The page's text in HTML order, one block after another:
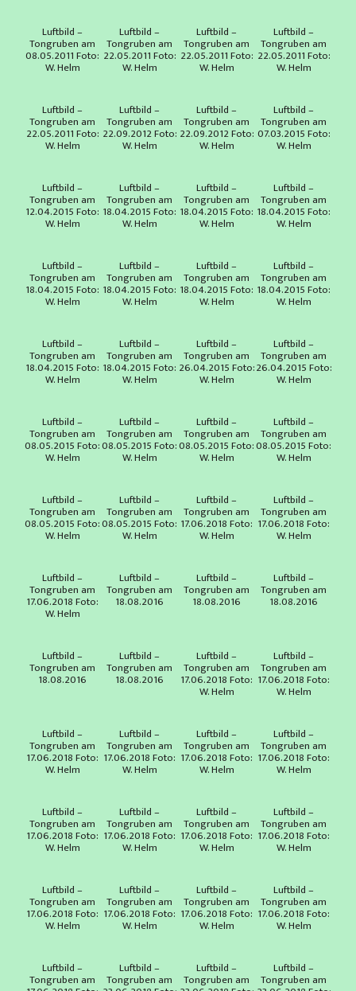
Luftbild –
Tongruben am
08.05.2011 Foto:
W. Helm
Luftbild –
Tongruben am
22.05.2011 Foto:
W. Helm
Luftbild –
Tongruben am
22.05.2011 Foto:
W. Helm
Luftbild –
Tongruben am
22.05.2011 Foto:
W. Helm
Luftbild –
Tongruben am
22.05.2011 Foto:
W. Helm
Luftbild –
Tongruben am
22.09.2012 Foto:
W. Helm
Luftbild –
Tongruben am
22.09.2012 Foto:
W. Helm
Luftbild –
Tongruben am
07.03.2015 Foto:
W. Helm
Luftbild –
Tongruben am
12.04.2015 Foto:
W. Helm
Luftbild –
Tongruben am
18.04.2015 Foto:
W. Helm
Luftbild –
Tongruben am
18.04.2015 Foto:
W. Helm
Luftbild –
Tongruben am
18.04.2015 Foto:
W. Helm
Luftbild –
Tongruben am
18.04.2015 Foto:
W. Helm
Luftbild –
Tongruben am
18.04.2015 Foto:
W. Helm
Luftbild –
Tongruben am
18.04.2015 Foto:
W. Helm
Luftbild –
Tongruben am
18.04.2015 Foto:
W. Helm
Luftbild –
Tongruben am
18.04.2015 Foto:
W. Helm
Luftbild –
Tongruben am
18.04.2015 Foto:
W. Helm
Luftbild –
Tongruben am
26.04.2015 Foto:
W. Helm
Luftbild –
Tongruben am
26.04.2015 Foto:
W. Helm
Luftbild –
Tongruben am
08.05.2015 Foto:
W. Helm
Luftbild –
Tongruben am
08.05.2015 Foto:
W. Helm
Luftbild –
Tongruben am
08.05.2015 Foto:
W. Helm
Luftbild –
Tongruben am
08.05.2015 Foto:
W. Helm
Luftbild –
Tongruben am
08.05.2015 Foto:
W. Helm
Luftbild –
Tongruben am
08.05.2015 Foto:
W. Helm
Luftbild –
Tongruben am
17.06.2018 Foto:
W. Helm
Luftbild –
Tongruben am
17.06.2018 Foto:
W. Helm
Luftbild –
Tongruben am
17.06.2018 Foto:
W. Helm
Luftbild –
Tongruben am
18.08.2016
Luftbild –
Tongruben am
18.08.2016
Luftbild –
Tongruben am
18.08.2016
Luftbild –
Tongruben am
18.08.2016
Luftbild –
Tongruben am
18.08.2016
Luftbild –
Tongruben am
17.06.2018 Foto:
W. Helm
Luftbild –
Tongruben am
17.06.2018 Foto:
W. Helm
Luftbild –
Tongruben am
17.06.2018 Foto:
W. Helm
Luftbild –
Tongruben am
17.06.2018 Foto:
W. Helm
Luftbild –
Tongruben am
17.06.2018 Foto:
W. Helm
Luftbild –
Tongruben am
17.06.2018 Foto:
W. Helm
Luftbild –
Tongruben am
17.06.2018 Foto:
W. Helm
Luftbild –
Tongruben am
17.06.2018 Foto:
W. Helm
Luftbild –
Tongruben am
17.06.2018 Foto:
W. Helm
Luftbild –
Tongruben am
17.06.2018 Foto:
W. Helm
Luftbild –
Tongruben am
17.06.2018 Foto:
W. Helm
Luftbild –
Tongruben am
17.06.2018 Foto:
W. Helm
Luftbild –
Tongruben am
17.06.2018 Foto:
W. Helm
Luftbild –
Tongruben am
17.06.2018 Foto:
W. Helm
Luftbild –
Tongruben am
Luftbild –
Tongruben am
Luftbild –
Tongruben am
Luftbild –
Tongruben am